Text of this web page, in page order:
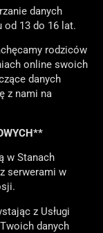
danych
od 13 do 16 lat.
rodziców
online swoich
danych
z nami na
w Stanach
serwerami w
z Usługi
danych